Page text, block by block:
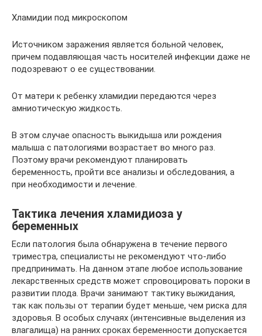
Хламидии под микроскопом
Источником заражения является больной человек,
причем подавляющая часть носителей инфекции даже не
подозревают о ее существовании.
От матери к ребенку хламидии передаются через
амниотическую жидкость.
В этом случае опасность выкидыша или рождения
малыша с патологиями возрастает во много раз.
Поэтому врачи рекомендуют планировать
беременность, пройти все анализы и обследования, а
при необходимости и лечение.
Тактика лечения хламидиоза у
беременных
Если патология была обнаружена в течение первого
триместра, специалисты не рекомендуют что-либо
предпринимать. На данном этапе любое использование
лекарственных средств может спровоцировать пороки в
развитии плода. Врачи занимают тактику выжидания,
так как пользы от терапии будет меньше, чем риска для
здоровья. В особых случаях (интенсивные выделения из
влагалища) на ранних сроках беременности допускается